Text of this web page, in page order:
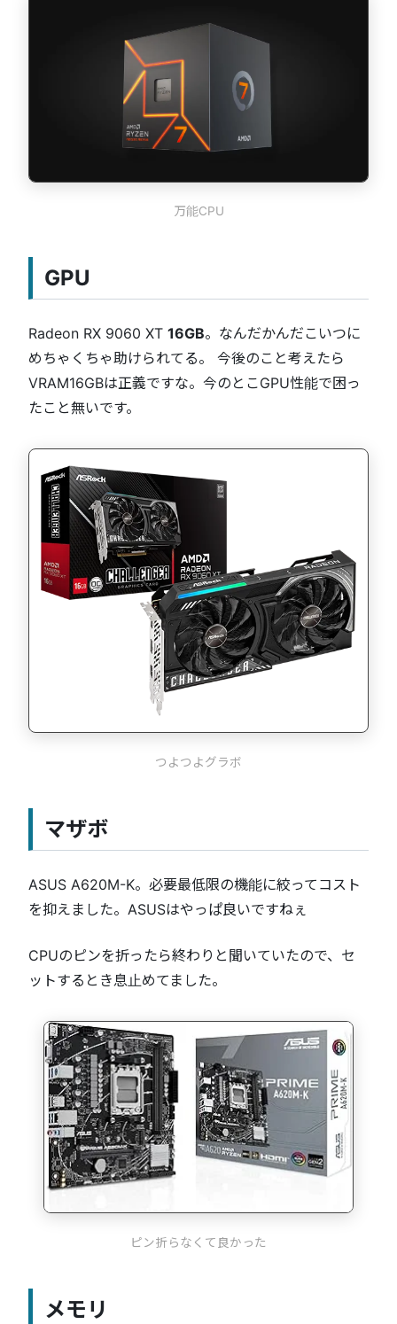
万能CPU
GPU
Radeon RX 9060 XT 16GB。なんだかんだこいつに
めちゃくちゃ助けられてる。 今後のこと考えたら
VRAM16GBは正義ですな。今のとこGPU性能で困っ
たこと無いです。
つよつよグラボ
マザボ
ASUS A620M-K。必要最低限の機能に絞ってコスト
を抑えました。ASUSはやっぱ良いですねぇ
CPUのピンを折ったら終わりと聞いていたので、セ
ットするとき息止めてました。
ピン折らなくて良かった
メモリ